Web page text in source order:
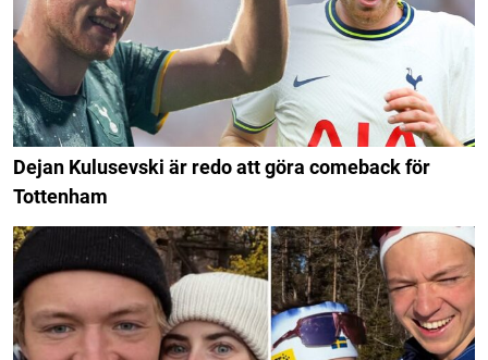
Dejan Kulusevski är redo att göra comeback för
Tottenham